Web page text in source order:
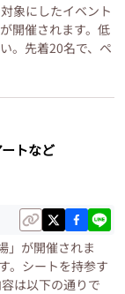
象にしたイベント
開催されます。低
。先着20名で、ペ
トなど
」が開催されま
。シートを持参す
は以下の通りで